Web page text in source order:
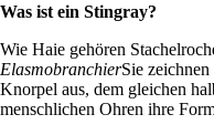
Was ist ein Stingray?
Wie Haie gehören
ElasmobranchierSie
Knorpel aus, dem gleichen
menschlichen Ohren ihre